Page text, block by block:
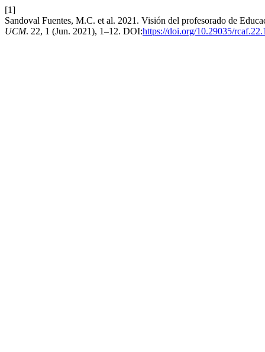
[1]
Sandoval Fuentes, M.C. et al. 2021. Visión del profesorado de
UCM. 22, 1 (Jun. 2021), 1–12. DOI:https://doi.org/10.29035/